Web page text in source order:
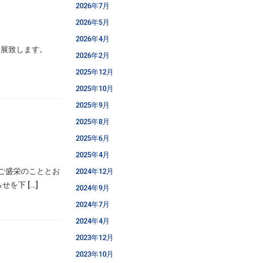
致します。
盛栄のこととお
せを下 […]
2026年7月
2026年5月
2026年4月
2026年2月
2025年12月
2025年10月
2025年9月
2025年8月
2025年6月
2025年4月
2024年12月
2024年9月
2024年7月
2024年4月
2023年12月
2023年10月